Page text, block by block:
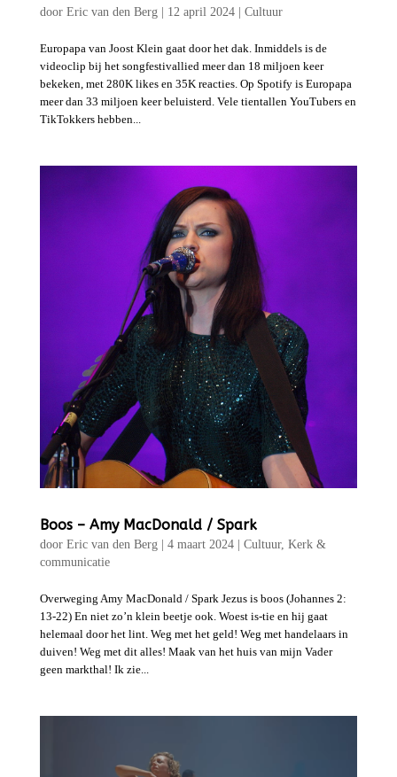
door Eric van den Berg| 12 april 2024| Cultuur
Europapa van Joost Klein gaat door het dak. Inmiddels is de
videoclip bij het songfestivallied meer dan 18 miljoen keer
bekeken, met 280K likes en 35K reacties. Op Spotify is Europapa
meer dan 33 miljoen keer beluisterd. Vele tientallen YouTubers en
TikTokkers hebben...
Boos – Amy MacDonald / Spark
door Eric van den Berg| 4 maart 2024| Cultuur, Kerk &
communicatie
Overweging Amy MacDonald / Spark Jezus is boos (Johannes 2:
13-22) En niet zo’n klein beetje ook. Woest is-tie en hij gaat
helemaal door het lint. Weg met het geld! Weg met handelaars in
duiven! Weg met dit alles! Maak van het huis van mijn Vader
geen markthal! Ik zie...